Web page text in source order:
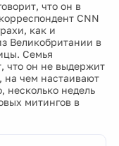
что он в
CNN
как и
Великобритании в
Семья
что он не выдержит
на чем настаивают
несколько недель
митингов в